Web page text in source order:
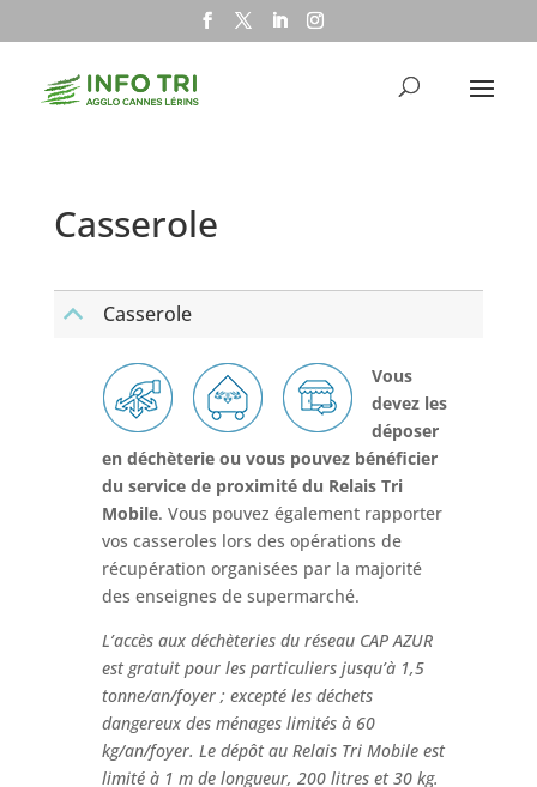
Casserole
B Casserole
Vous
devez les
déposer
en déchèterie ou vous pouvez bénéficier
du service de proximité du Relais Tri
Mobile. Vous pouvez également rapporter
vos casseroles lors des opérations de
récupération organisées par la majorité
des enseignes de supermarché.
L’accès aux déchèteries du réseau CAP AZUR
est gratuit pour les particuliers jusqu’à 1,5
tonne/an/foyer ; excepté les déchets
dangereux des ménages limités à 60
kg/an/foyer. Le dépôt au Relais Tri Mobile est
limité à 1 m de longueur, 200 litres et 30 kg.